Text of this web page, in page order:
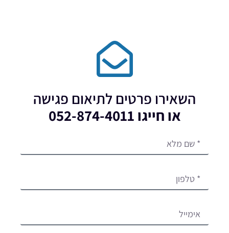
השאירו פרטים לתיאום פגישה
או חייגו 052-874-4011